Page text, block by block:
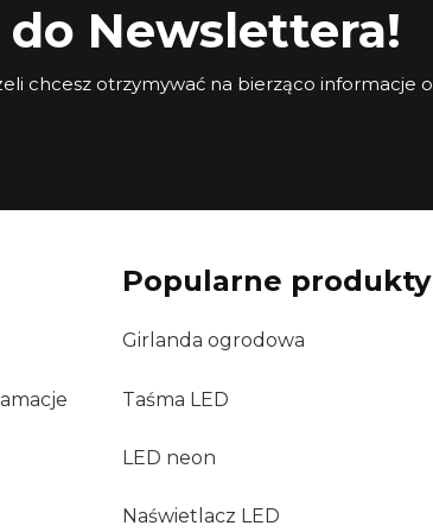
do Newslettera!
chcesz otrzymywać na bierząco informacje o
Popularne produkty
Girlanda ogrodowa
Taśma LED
LED neon
Naświetlacz LED